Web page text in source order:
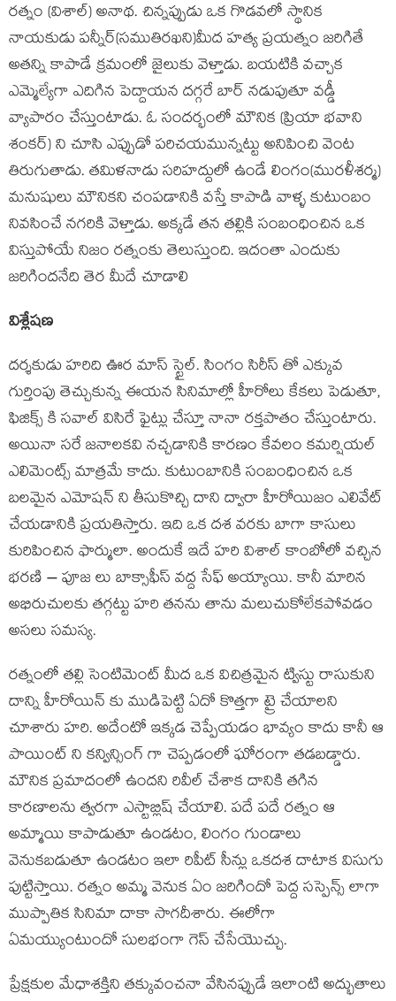
రత్నం (విశాల్) అనాథ. చిన్నప్పుడు ఒక గొడవలో స్థానిక
నాయకుడు పన్నీర్(సముతిరఖని)మీద హత్య ప్రయత్నం జరిగితే
అతన్ని కాపాడే క్రమంలో జైలుకు వెళ్తాడు. బయటికి వచ్చాక
ఎమ్మెల్యేగా ఎదిగిన పెద్దాయన దగ్గరే బార్ నడుపుతూ వడ్డీ
వ్యాపారం చేస్తుంటాడు. ఓ సందర్భంలో మౌనిక (ప్రియా భవాని
శంకర్) ని చూసి ఎప్పుడో పరిచయమున్నట్టు అనిపించి వెంట
తిరుగుతాడు. తమిళనాడు సరిహద్దులో ఉండే లింగం(మురళీశర్మ)
మనుషులు మౌనికని చంపడానికి వస్తే కాపాడి వాళ్ళ కుటుంబం
నివసించే నగరికి వెళ్తాడు. అక్కడే తన తల్లికి సంబంధించిన ఒక
విస్తుపోయే నిజం రత్నంకు తెలుస్తుంది. ఇదంతా ఎందుకు
జరిగిందనేది తెర మీదే చూడాలి
విశ్లేషణ
దర్శకుడు హరిది ఊర మాస్ స్టైల్. సింగం సిరీస్ తో ఎక్కువ
గుర్తింపు తెచ్చుకున్న ఈయన సినిమాల్లో హీరోలు కేకలు పెడుతూ,
ఫిజిక్స్ కి సవాల్ విసిరే ఫైట్లు చేస్తూ నానా రక్తపాతం చేస్తుంటారు.
అయినా సరే జనాలకవి నచ్చడానికి కారణం కేవలం కమర్షియల్
ఎలిమెంట్స్ మాత్రమే కాదు. కుటుంబానికి సంబంధించిన ఒక
బలమైన ఎమోషన్ ని తీసుకొచ్చి దాని ద్వారా హీరోయిజం ఎలివేట్
చేయడానికి ప్రయతిస్తారు. ఇది ఒక దశ వరకు బాగా కాసులు
కురిపించిన ఫార్ములా. అందుకే ఇదే హరి విశాల్ కాంబోలో వచ్చిన
భరణి – పూజ లు బాక్సాఫీస్ వద్ద సేఫ్ అయ్యాయి. కానీ మారిన
అభిరుచులకు తగ్గట్టు హరి తనను తాను మలుచుకోలేకపోవడం
అసలు సమస్య.
రత్నంలో తల్లి సెంటిమెంట్ మీద ఒక విచిత్రమైన ట్విస్టు రాసుకుని
దాన్ని హీరోయిన్ కు ముడిపెట్టి ఏదో కొత్తగా ట్రై చేయాలని
చూశారు హరి. అదేంటో ఇక్కడ చెప్పేయడం భావ్యం కాదు కానీ ఆ
పాయింట్ ని కన్విన్సింగ్ గా చెప్పడంలో ఘోరంగా తడబడ్డారు.
మౌనిక ప్రమాదంలో ఉందని రివీల్ చేశాక దానికి తగిన
కారణాలను త్వరగా ఎస్టాబ్లిష్ చేయాలి. పదే పదే రత్నం ఆ
అమ్మాయి కాపాడుతూ ఉండటం, లింగం గుండాలు
వెనుకబడుతూ ఉండటం ఇలా రిపీట్ సీన్లు ఒకదశ దాటాక విసుగు
పుట్టిస్తాయి. రత్నం అమ్మ వెనుక ఏం జరిగిందో పెద్ద సస్పెన్స్ లాగా
ముప్పాతిక సినిమా దాకా సాగదీశారు. ఈలోగా
ఏమయ్యుంటుందో సులభంగా గెస్ చేసేయొచ్చు.
ప్రేక్షకుల మేధాశక్తిని తక్కువంచనా వేసినప్పుడే ఇలాంటి అద్భుతాలు